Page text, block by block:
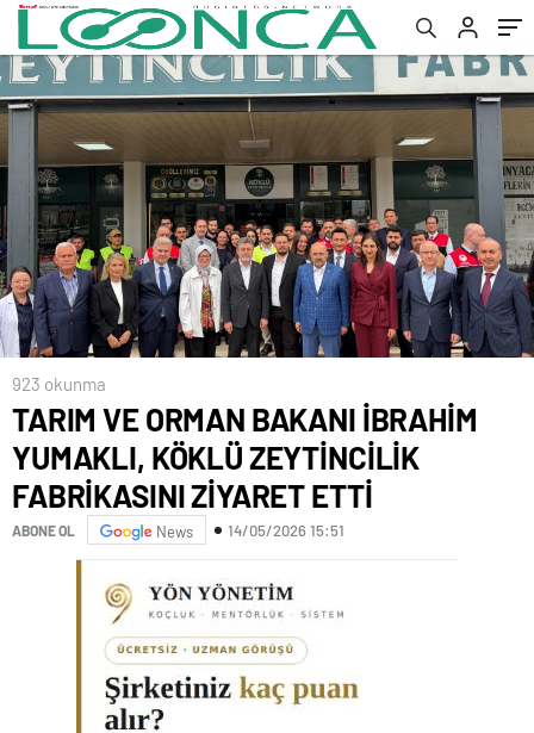
ETTİ
923 okunma
TARIM VE ORMAN BAKANI İBRAHİM
YUMAKLI, KÖKLÜ ZEYTİNCİLİK
FABRİKASINI ZİYARET ETTİ
ABONE OL News 14/05/2026 15:51